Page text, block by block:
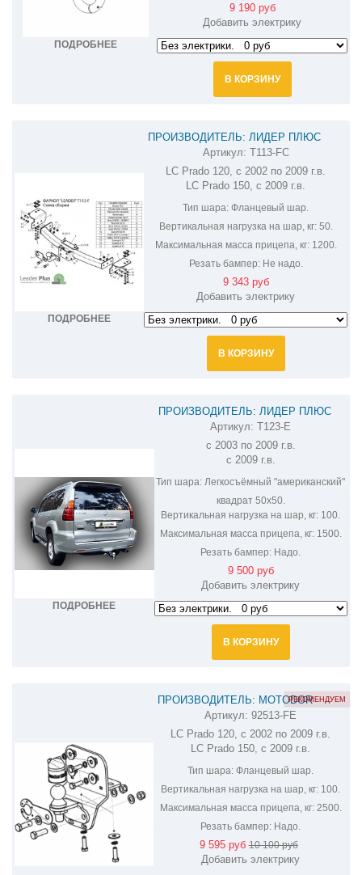
ПОДРОБНЕЕ
9 190 руб
Добавить электрику
В КОРЗИНУ
ПОДРОБНЕЕ
ПРОИЗВОДИТЕЛЬ: ЛИДЕР ПЛЮС
ФАРКОП НА TOYOTA LAND CRUISER
PRADO 150,120 T113-FC
Артикул: T113-FC
LC Prado 120, с 2002 по 2009 г.в.
LC Prado 150, с 2009 г.в.
Тип шара: Фланцевый шар.
Вертикальная нагрузка на шар, кг:50.
Максимальная масса прицепа, кг:1200.
Резать бампер:Не надо.
9 343 руб
Добавить электрику
В КОРЗИНУ
ПОДРОБНЕЕ
ПРОИЗВОДИТЕЛЬ: ЛИДЕР ПЛЮС
ФАРКОП НА TOYOTA LAND CRUISER
PRADO T123-E
Артикул: T123-E
с 2003 по 2009 г.в.
с 2009 г.в.
Тип шара: Легкосъёмный "американский"
квадрат 50х50.
Вертикальная нагрузка на шар, кг: 100.
Максимальная масса прицепа, кг:1500.
Резать бампер: Надо.
9 500 руб
Добавить электрику
В КОРЗИНУ
ПРОИЗВОДИТЕЛЬ: MOTODOR
ФАРКОП НА TOYOTA LAND CRUISER
PRADO 92513-FE
Артикул: 92513-FE
LC Prado 120, с 2002 по 2009 г.в.
LC Prado 150, с 2009 г.в.
Тип шара: Фланцевый шар.
Вертикальная нагрузка на шар, кг: 100.
Максимальная масса прицепа, кг:2500.
Резать бампер: Надо.
РЕКОМЕНДУЕМ
9 595 руб10 100 руб
Добавить электрику